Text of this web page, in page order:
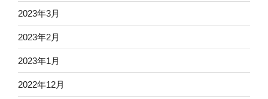
2023年3月
2023年2月
2023年1月
2022年12月